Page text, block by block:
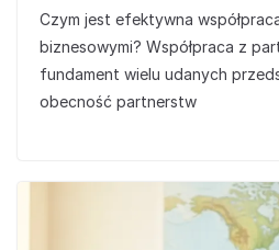
Czym jest efektywna
biznesowymi? Współpraca z
fundament wielu udanych
obecność partnerstw